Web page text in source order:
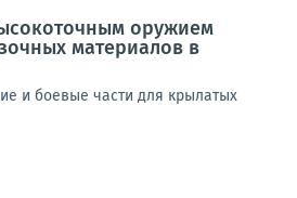
оружием
материалов в
и боевые части для крылатых